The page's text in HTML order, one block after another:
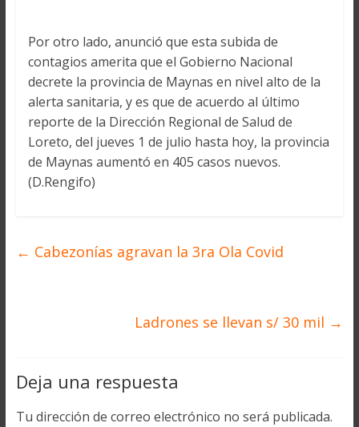
Por otro lado, anunció que esta subida de
contagios amerita que el Gobierno Nacional
decrete la provincia de Maynas en nivel alto de la
alerta sanitaria, y es que de acuerdo al último
reporte de la Dirección Regional de Salud de
Loreto, del jueves 1 de julio hasta hoy, la provincia
de Maynas aumentó en 405 casos nuevos.
(D.Rengifo)
← Cabezonías agravan la 3ra Ola Covid
Ladrones se llevan s/ 30 mil →
Deja una respuesta
Tu dirección de correo electrónico no será publicada.